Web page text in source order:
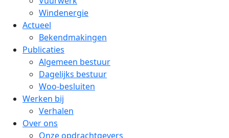
Windenergie
Actueel
Bekendmakingen
Publicaties
Algemeen bestuur
Dagelijks bestuur
Woo-besluiten
Werken bij
Verhalen
Over ons
Onze opdrachtgevers